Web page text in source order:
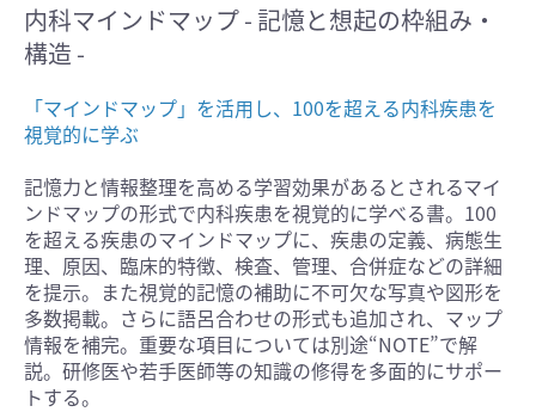
内科マインドマップ- 記憶と想起の枠組み・
構造 -
「マインドマップ」を活用し、100を超える内科疾患を
視覚的に学ぶ
記憶力と情報整理を高める学習効果があるとされるマイ
ンドマップの形式で内科疾患を視覚的に学べる書。100
を超える疾患のマインドマップに、疾患の定義、病態生
理、原因、臨床的特徴、検査、管理、合併症などの詳細
を提示。また視覚的記憶の補助に不可欠な写真や図形を
多数掲載。さらに語呂合わせの形式も追加され、マップ
情報を補完。重要な項目については別途“NOTE”で解
説。研修医や若手医師等の知識の修得を多面的にサポー
トする。